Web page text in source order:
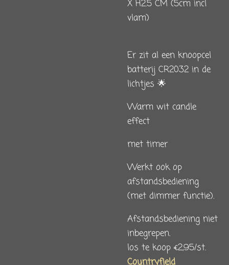
vlam)
Er zit al een knoopcel
batterij CR2032 in de
lichtjes 🌟
Warm wit candle
effect
met timer
Werkt ook op
afstandsbediening
(met dimmer functie).
Afstandsbediening niet
inbegrepen.
los te koop €2,95/st.
Countryfield